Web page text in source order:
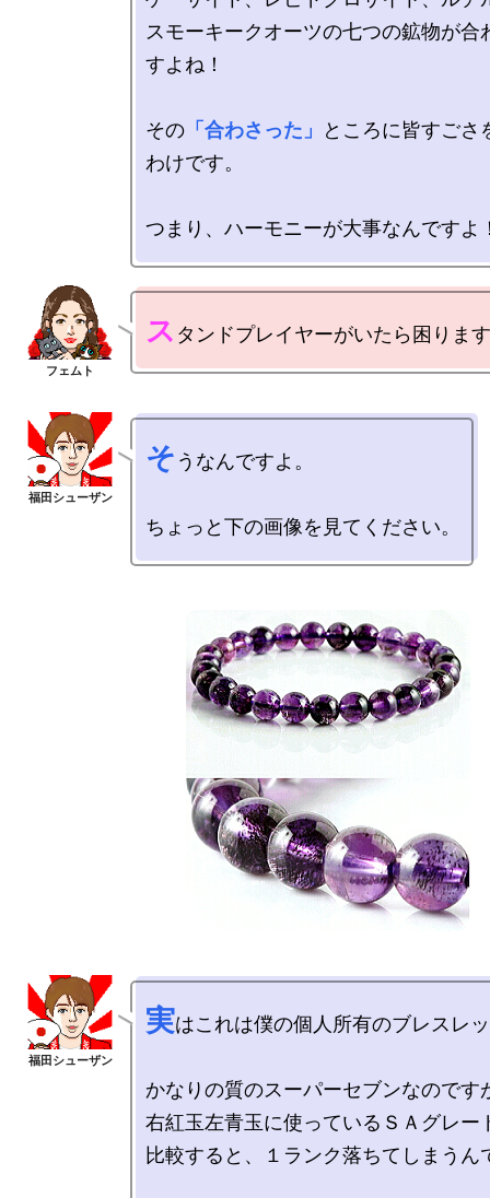
スモーキークオーツの七つの鉱物が合
すよね！
その 「合わさった」
ところに皆すごさ
わけです。
ス
そ うなんですよ。
実はこれは僕の個人所有のブレスレ
かなりの質のスーパーセブンなのです
右紅玉左青玉に使っているＳＡグレー
比較すると、１ランク落ちてしまうん